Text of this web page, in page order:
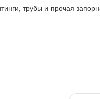
трубы и прочая